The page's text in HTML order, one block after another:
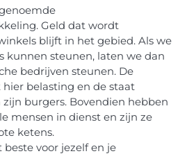
Geld dat wordt
blijft in het gebied. Als we
kunnen steunen, laten we dan
bedrijven steunen. De
belasting en de staat
burgers. Bovendien hebben
mensen in dienst en zijn ze
ketens.
voor jezelf en je